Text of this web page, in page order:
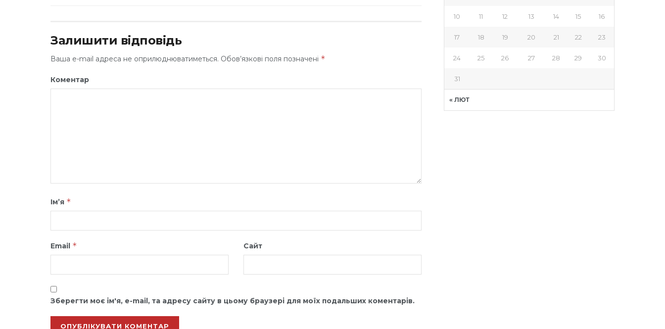
Залишити відповідь
Ваша e-mail адреса не оприлюднюватиметься. Обов’язкові поля позначені *
Коментар
Ім’я *
Email * Сайт
Зберегти моє ім'я, e-mail, та адресу сайту в цьому браузері для моїх подальших коментарів.
« ЛЮТ
10 11 12 13 14 15 16
17 18 19 20 21 22 23
24 25 26 27 28 29 30
31